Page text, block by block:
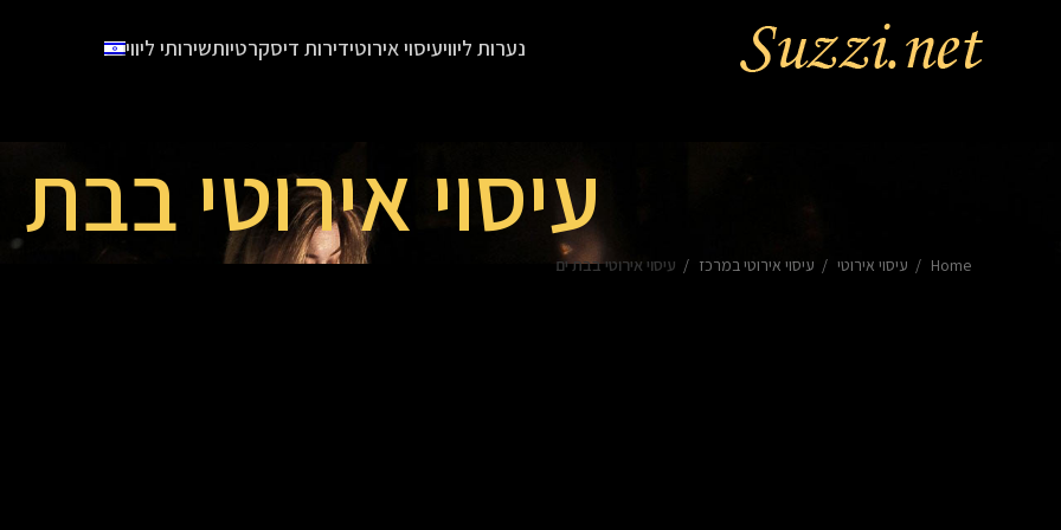
נערות ליוויעיסוי אירוטידירות דיסקרטיותשירותי ליווי
עיסוי אירוטי בבת
Home עיסוי אירוטי עיסוי אירוטי במרכז עיסוי אירוטי בבת ים